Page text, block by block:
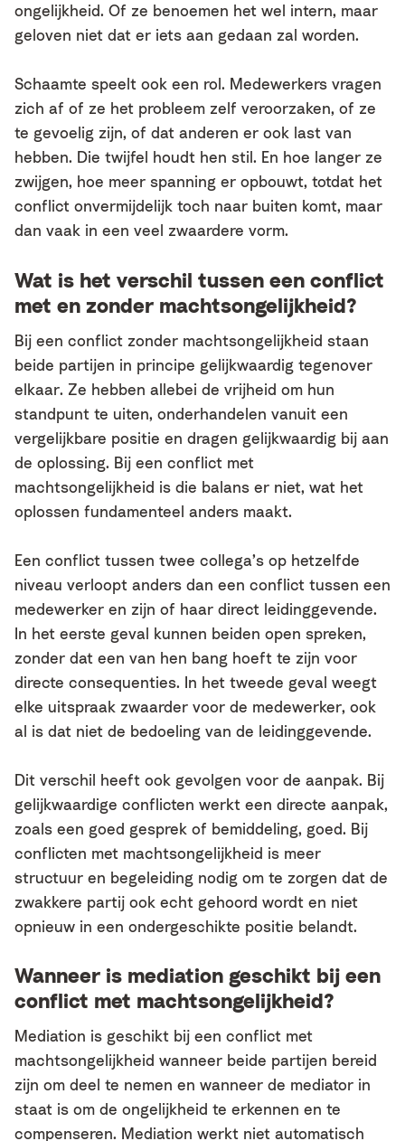
ongelijkheid. Of ze benoemen het wel intern, maar
geloven niet dat er iets aan gedaan zal worden.
Schaamte speelt ook een rol. Medewerkers vragen
zich af of ze het probleem zelf veroorzaken, of ze
te gevoelig zijn, of dat anderen er ook last van
hebben. Die twijfel houdt hen stil. En hoe langer ze
zwijgen, hoe meer spanning er opbouwt, totdat het
conflict onvermijdelijk toch naar buiten komt, maar
dan vaak in een veel zwaardere vorm.
Wat is het verschil tussen een conflict
met en zonder machtsongelijkheid?
Bij een conflict zonder machtsongelijkheid staan
beide partijen in principe gelijkwaardig tegenover
elkaar. Ze hebben allebei de vrijheid om hun
standpunt te uiten, onderhandelen vanuit een
vergelijkbare positie en dragen gelijkwaardig bij aan
de oplossing. Bij een conflict met
machtsongelijkheid is die balans er niet, wat het
oplossen fundamenteel anders maakt.
Een conflict tussen twee collega’s op hetzelfde
niveau verloopt anders dan een conflict tussen een
medewerker en zijn of haar direct leidinggevende.
In het eerste geval kunnen beiden open spreken,
zonder dat een van hen bang hoeft te zijn voor
directe consequenties. In het tweede geval weegt
elke uitspraak zwaarder voor de medewerker, ook
al is dat niet de bedoeling van de leidinggevende.
Dit verschil heeft ook gevolgen voor de aanpak. Bij
gelijkwaardige conflicten werkt een directe aanpak,
zoals een goed gesprek of bemiddeling, goed. Bij
conflicten met machtsongelijkheid is meer
structuur en begeleiding nodig om te zorgen dat de
zwakkere partij ook echt gehoord wordt en niet
opnieuw in een ondergeschikte positie belandt.
Wanneer is mediation geschikt bij een
conflict met machtsongelijkheid?
Mediation is geschikt bij een conflict met
machtsongelijkheid wanneer beide partijen bereid
zijn om deel te nemen en wanneer de mediator in
staat is om de ongelijkheid te erkennen en te
compenseren. Mediation werkt niet automatisch